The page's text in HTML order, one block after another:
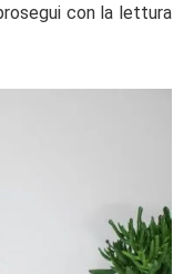
con la lettura